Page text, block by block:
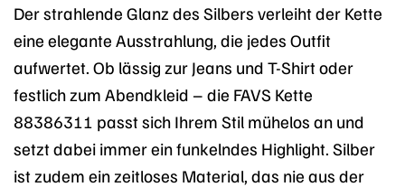
Der strahlende Glanz des Silbers verleiht der Kette
eine elegante Ausstrahlung, die jedes Outfit
aufwertet. Ob lässig zur Jeans und T-Shirt oder
festlich zum Abendkleid – die FAVS Kette
88386311 passt sich Ihrem Stil mühelos an und
setzt dabei immer ein funkelndes Highlight. Silber
ist zudem ein zeitloses Material, das nie aus der